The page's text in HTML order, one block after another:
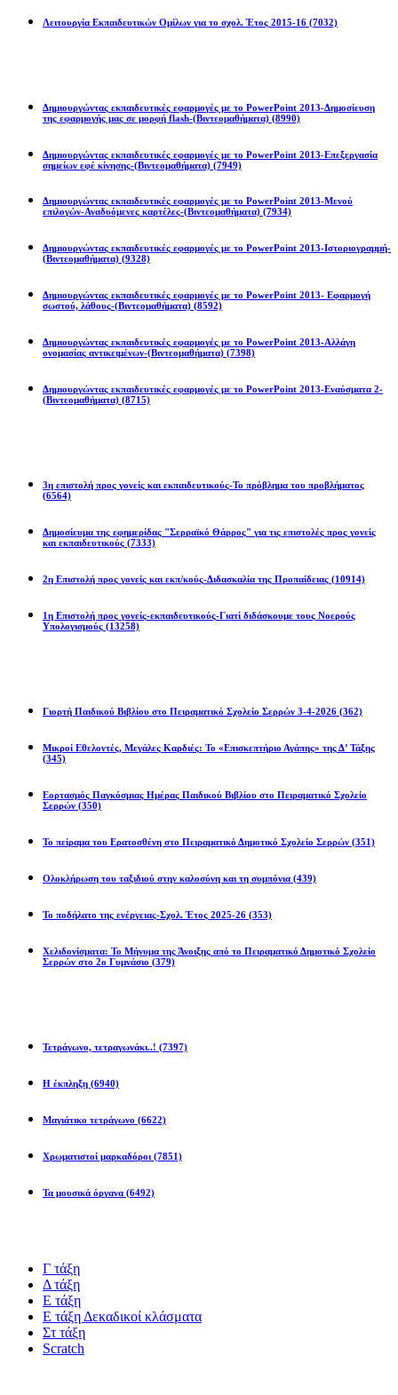
Λειτουργία Εκπαιδευτικών Ομίλων για το σχολ. Έτος 2015-16 (7032)
Δημιουργώντας εκπαιδευτικές εφαρμογές με το PowerPoint 2013-Δημοσίευση
της εφαρμογής μας σε μορφή flash-(Βιντεομαθήματα) (8990)
Δημιουργώντας εκπαιδευτικές εφαρμογές με το PowerPoint 2013-Επεξεργασία
σημείων εφέ κίνησης-(Βιντεομαθήματα) (7949)
Δημιουργώντας εκπαιδευτικές εφαρμογές με το PowerPoint 2013-Μενού
επιλογών-Αναδυόμενες καρτέλες-(Βιντεομαθήματα) (7934)
Δημιουργώντας εκπαιδευτικές εφαρμογές με το PowerPoint 2013-Ιστοριογραμμή-
(Βιντεομαθήματα) (9328)
Δημιουργώντας εκπαιδευτικές εφαρμογές με το PowerPoint 2013- Εφαρμογή
σωστού, λάθους-(Βιντεομαθήματα) (8592)
Δημιουργώντας εκπαιδευτικές εφαρμογές με το PowerPoint 2013-Αλλάγη
ονομασίας αντικειμένων-(Βιντεομαθήματα) (7398)
Δημιουργώντας εκπαιδευτικές εφαρμογές με το PowerPoint 2013-Εναύσματα 2-
(Βιντεομαθήματα) (8715)
3η επιστολή προς γονείς και εκπαιδευτικούς-Το πρόβλημα του προβλήματος
(6564)
Δημοσίευμα της εφημερίδας "Σερραϊκό Θάρρος" για τις επιστολές προς γονείς
και εκπαιδευτικούς (7333)
2η Eπιστολή προς γονείς και εκπ/κούς-Διδασκαλία της Προπαίδειας (10914)
1η Επιστολή προς γονείς-εκπαιδευτικούς-Γιατί διδάσκουμε τους Νοερούς
Υπολογισμούς (13258)
Γιορτή Παιδικού Βιβλίου στο Πειραματικό Σχολείο Σερρών 3-4-2026 (362)
Μικροί Εθελοντές, Μεγάλες Καρδιές: Το «Επισκεπτήριο Αγάπης» της Δ’ Τάξης
(345)
Εορτασμός Παγκόσμιας Ημέρας Παιδικού Βιβλίου στο Πειραματικό Σχολείο
Σερρών (350)
Το πείραμα του Ερατοσθένη στο Πειραματικό Δημοτικό Σχολείο Σερρών (351)
Ολοκλήρωση του ταξιδιού στην καλοσύνη και τη συμπόνια (439)
Το ποδήλατο της ενέργειας-Σχολ. Έτος 2025-26 (353)
Χελιδονίσματα: Το Μήνυμα της Άνοιξης από το Πειραματικό Δημοτικό Σχολείο
Σερρών στο 2ο Γυμνάσιο (379)
Τετράγωνο, τετραγωνάκι..! (7397)
Η έκπληξη (6940)
Μαγιάτικο τετράγωνο (6622)
Χρωματιστοί μαρκαδόροι (7851)
Τα μουσικά όργανα (6492)
Γ τάξη
Δ τάξη
Ε τάξη
Ε τάξη Δεκαδικοί κλάσματα
Στ τάξη
Scratch